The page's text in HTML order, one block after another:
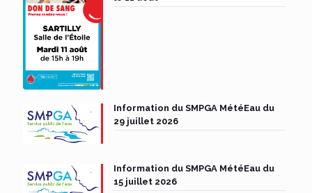
Information du SMPGA MétéEau du
29 juillet 2026
Information du SMPGA MétéEau du
15 juillet 2026